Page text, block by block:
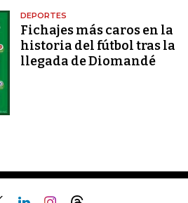
DEPORTES
Fichajes más caros en la
historia del fútbol tras la
llegada de Diomandé